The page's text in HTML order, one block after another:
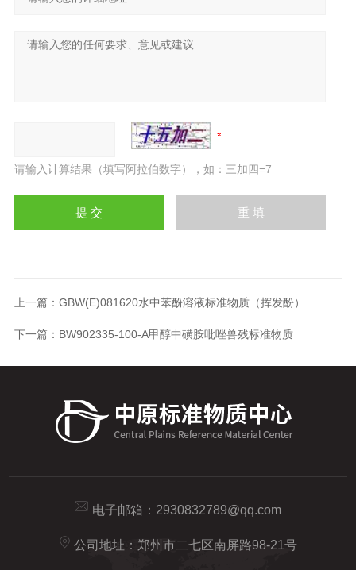
请输入计算结果（填写阿拉伯数字），如：三加四=7
上一篇： GBW(E)081620水中苯酚溶液标准物质（挥发酚）
下一篇： BW902335-100-A甲醇中磺胺吡唑兽残标准物质
电子邮箱： 2930832789@qq.com
公司地址：郑州市二七区南屏路98-21号